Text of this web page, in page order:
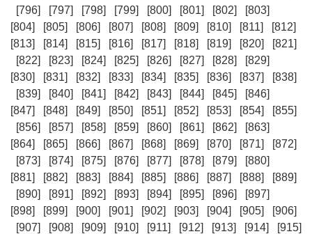
[796]
[797] [798] [799] [800] [801] [802]
[803]
[804]
[805] [806] [807] [808] [809] [810] [811]
[812]
[813]
[814] [815] [816] [817] [818] [819] [820]
[821]
[822]
[823] [824] [825] [826] [827] [828]
[829]
[830]
[831] [832] [833] [834] [835] [836] [837]
[838]
[839]
[840] [841] [842] [843] [844] [845]
[846]
[847]
[848] [849] [850] [851] [852] [853] [854]
[855]
[856]
[857] [858] [859] [860] [861] [862]
[863]
[864]
[865] [866] [867] [868] [869] [870] [871]
[872]
[873]
[874] [875] [876] [877] [878] [879]
[880]
[881]
[882] [883] [884] [885] [886] [887] [888]
[889]
[890]
[891] [892] [893] [894] [895] [896]
[897]
[898]
[899] [900] [901] [902] [903] [904] [905]
[906]
[907]
[908] [909] [910] [911] [912] [913] [914] [915]